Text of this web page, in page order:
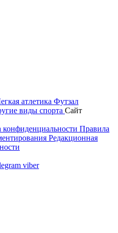
атлетика Футзал
виды спорта Сайт
Правила
Редакционная
viber